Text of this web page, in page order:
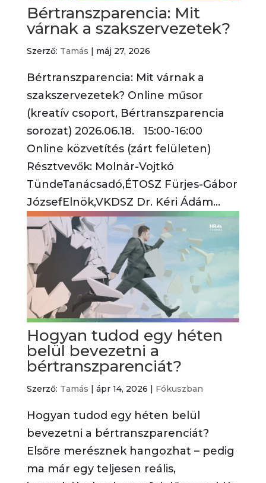
Bértranszparencia: Mit
várnak a szakszervezetek?
Szerző: Tamás | máj 27, 2026
Bértranszparencia: Mit várnak a
szakszervezetek? Online műsor
(kreatív csoport, Bértranszparencia
sorozat) 2026.06.18. 15:00-16:00
Online közvetítés (zárt felületen)
Résztvevők: Molnár-Vojtkó
TündeTanácsadó,ÉTOSZ Fürjes-Gábor
JózsefElnök,VKDSZ Dr. Kéri Ádám...
Hogyan tudod egy héten
belül bevezetni a
bértranszparenciát?
Szerző: Tamás | ápr 14, 2026 | Fókuszban
Hogyan tudod egy héten belül
bevezetni a bértranszparenciát?
Elsőre merésznek hangozhat – pedig
ma már egy teljesen reális,